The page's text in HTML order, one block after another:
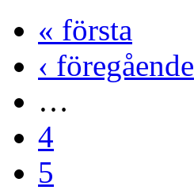
« första
‹ föregående
…
4
5